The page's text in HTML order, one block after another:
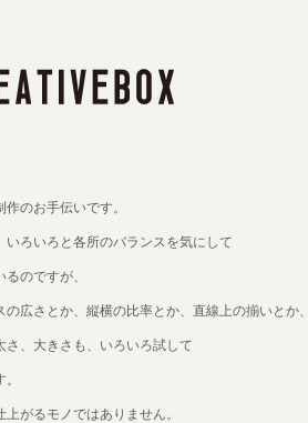
作のお手伝いです。
いろいろと各所のバランスを気にして
のですが、
の広さとか、縦横の比率とか、直線上の揃いとか
さ、大きさも、いろいろ試して
がるモノではありません。